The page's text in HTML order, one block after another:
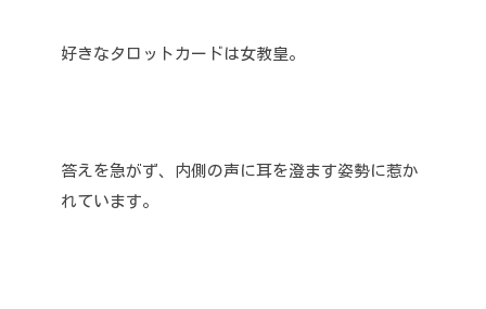
好きなタロットカードは女教皇。
答えを急がず、内側の声に耳を澄ます姿勢に惹か
れています。